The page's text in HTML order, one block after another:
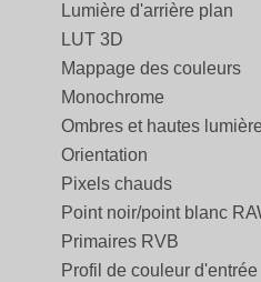
Lumière d'arrière plan
LUT 3D
Mappage des couleurs
Monochrome
Ombres et hautes
Orientation
Pixels chauds
Point noir/point blanc
Primaires RVB
Profil de couleur d'entrée